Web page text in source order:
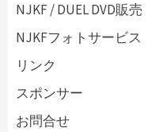
NJKF / DUEL DVD販売
NJKFフォトサービス
リンク
スポンサー
お問合せ